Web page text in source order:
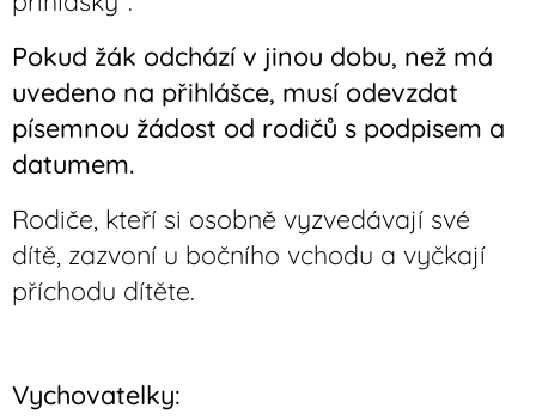
Pokud žák odchází v jinou dobu, než má
uvedeno na přihlášce, musí odevzdat
písemnou žádost od rodičů s podpisem a
datumem.
Rodiče, kteří si osobně vyzvedávají své
dítě, zazvoní u bočního vchodu a vyčkají
příchodu dítěte.
Vychovatelky: